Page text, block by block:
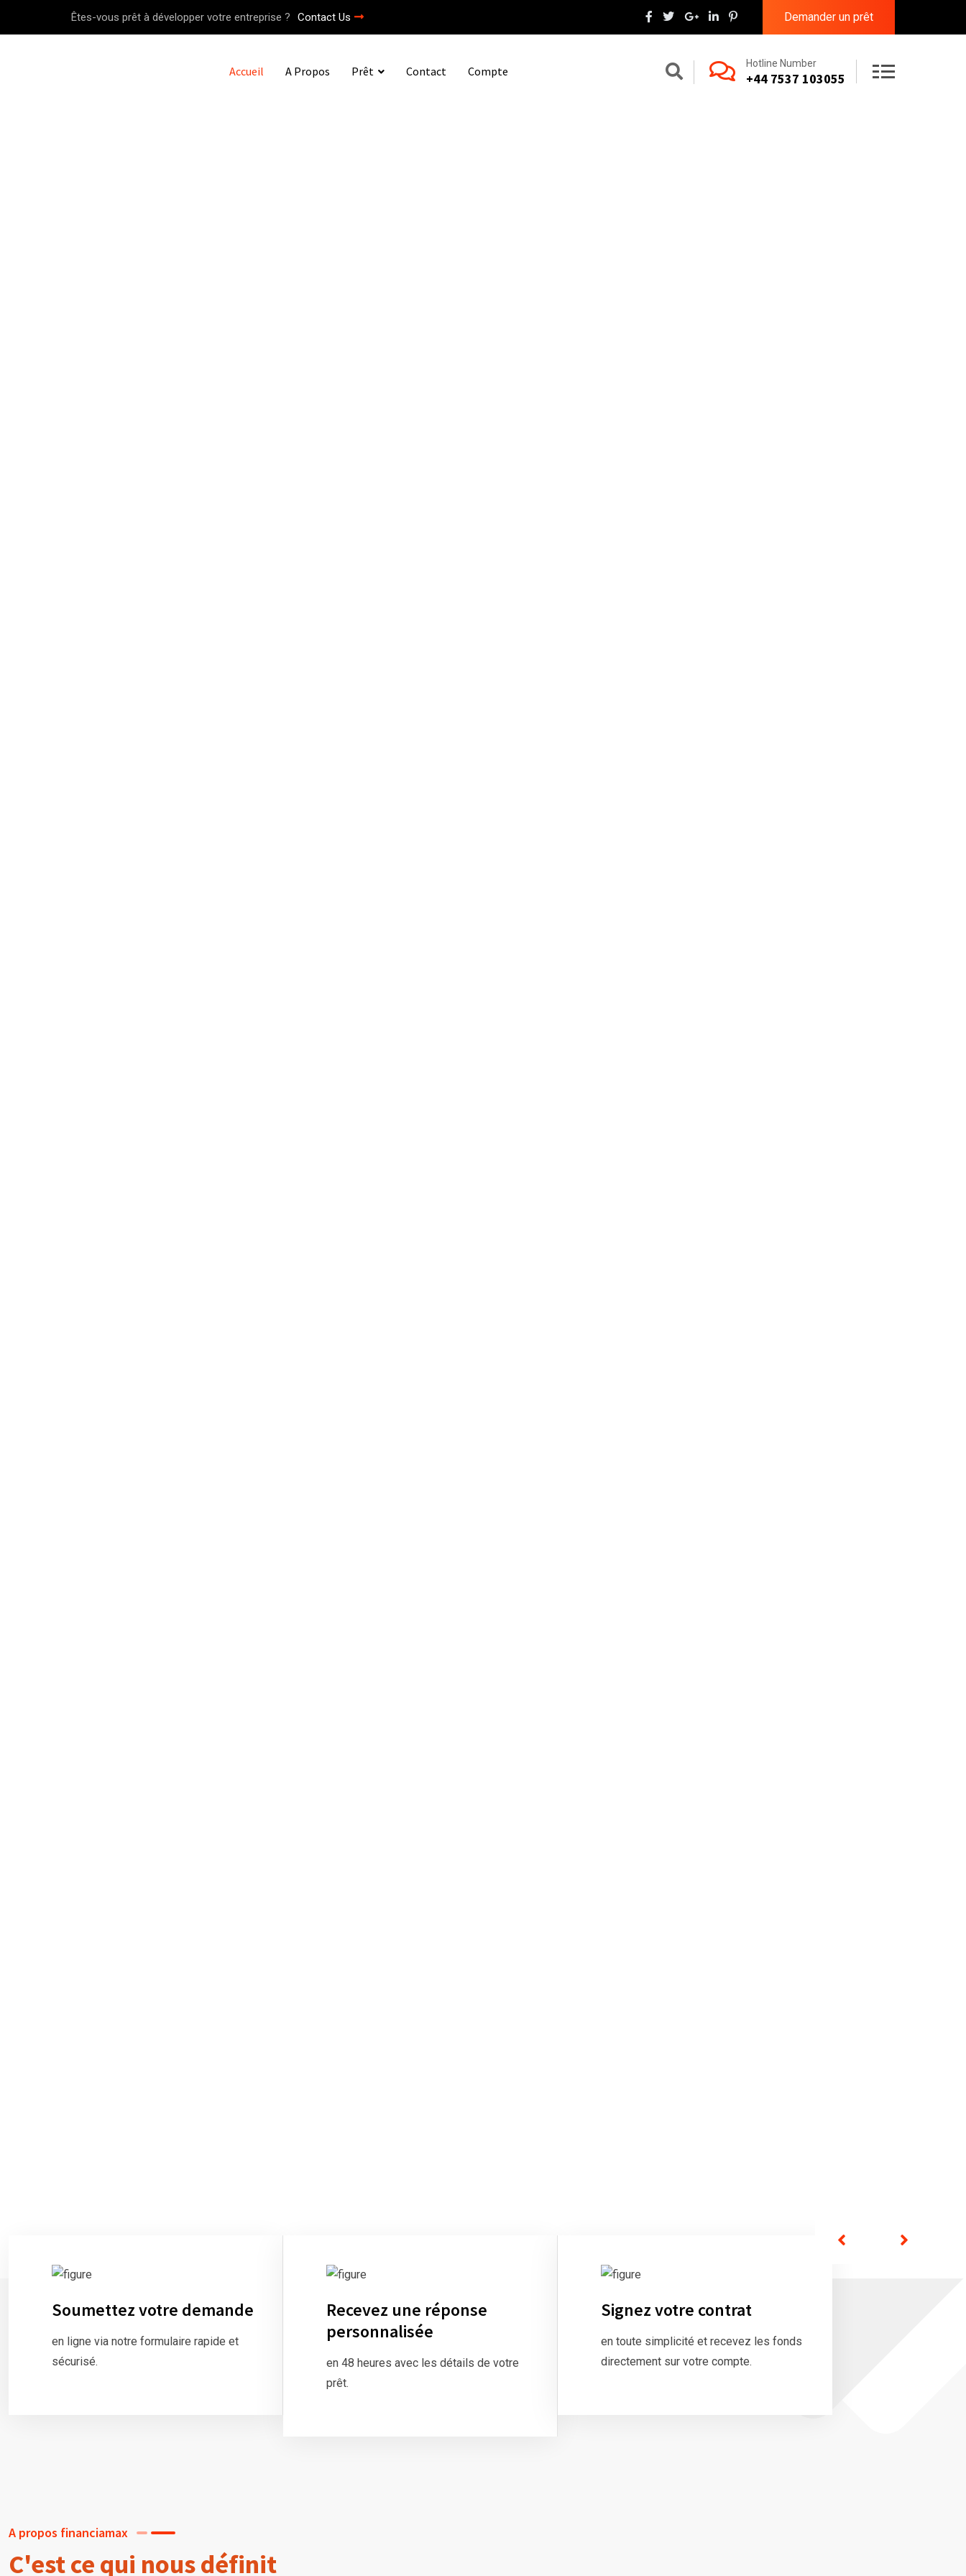
Êtes-vous prêt à développer votre entreprise ? Contact Us Demander un prêt
Accueil A Propos Prêt Contact Compte
Hotline Number
+44 7537 103055
Soumettez votre demande
en ligne via notre formulaire rapide et
sécurisé.
Recevez une réponse
personnalisée
en 48 heures avec les détails de votre
prêt.
Signez votre contrat
en toute simplicité et recevez les fonds
directement sur votre compte.
A propos financiamax
C'est ce qui nous définit